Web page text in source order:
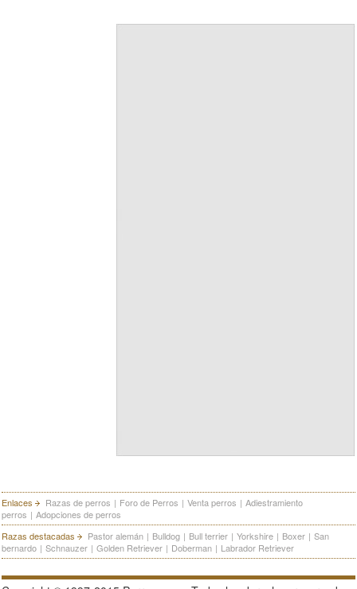
Enlaces Razas de perros | Foro de Perros | Venta perros | Adiestramiento
perros | Adopciones de perros
Razas destacadas
Pastor alemán | Bulldog | Bull terrier | Yorkshire | Boxer | San
bernardo | Schnauzer | Golden Retriever | Doberman | Labrador Retriever